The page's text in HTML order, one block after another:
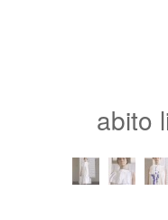
abito